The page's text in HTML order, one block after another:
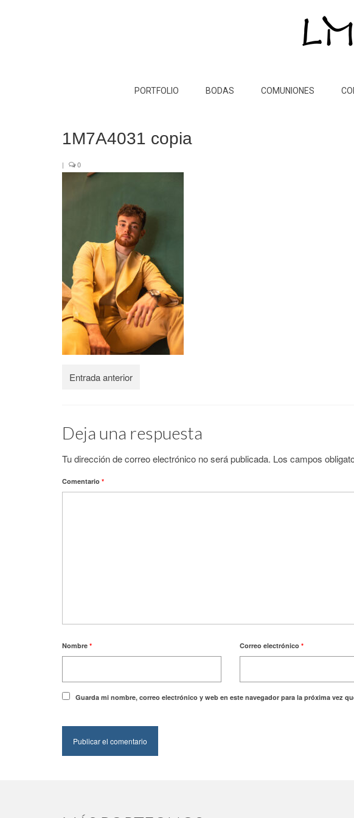
PORTFOLIO BODAS COMUNIONES
1M7A4031 copia
| 0
Entrada anterior
Deja una respuesta
Tu dirección de correo electrónico no será publicada. Los campos
Comentario *
Nombre * Correo electrónico*
Guarda mi nombre, correo electrónico y web en este navegador para la próxima vez